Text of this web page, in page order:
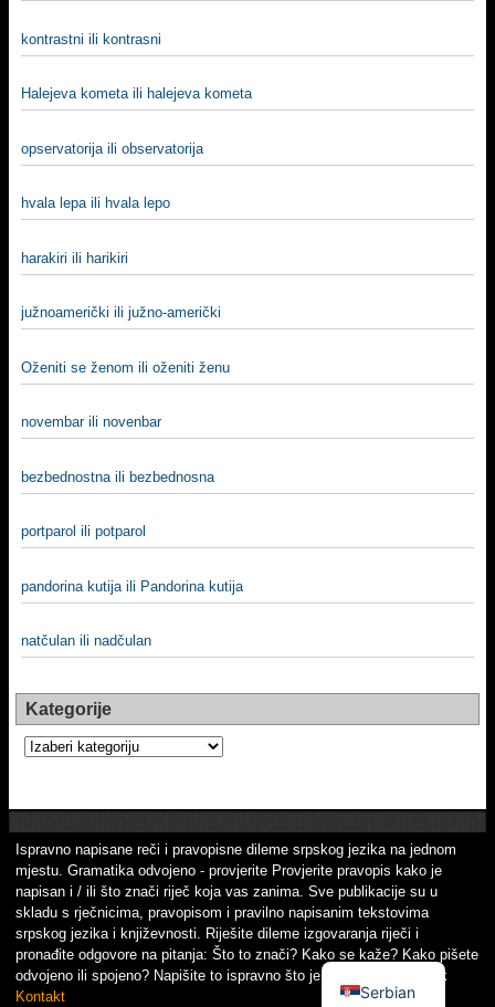
kontrastni ili kontrasni
Halejeva kometa ili halejeva kometa
opservatorija ili observatorija
hvala lepa ili hvala lepo
harakiri ili harikiri
južnoamerički ili južno-američki
Oženiti se ženom ili oženiti ženu
novembar ili novenbar
bezbednostna ili bezbednosna
portparol ili potparol
pandorina kutija ili Pandorina kutija
natčulan ili nadčulan
Kategorije
Kategorije
Ispravno napisane reči i pravopisne dileme srpskog jezika na jednom
mjestu. Gramatika odvojeno - provjerite Provjerite pravopis kako je
napisan i / ili što znači riječ koja vas zanima. Sve publikacije su u
skladu s rječnicima, pravopisom i pravilno napisanim tekstovima
srpskog jezika i književnosti. Riješite dileme izgovaranja riječi i
pronađite odgovore na pitanja: Što to znači? Kako se kaže? Kako pišete
odvojeno ili spojeno? Napišite to ispravno što je važno! Srpski jezik
Kontakt
Serbian